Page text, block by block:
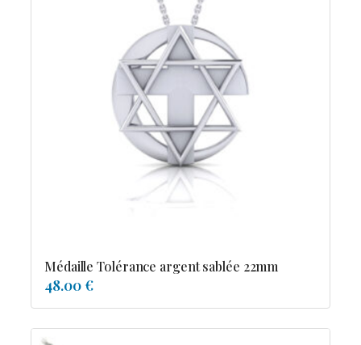
Médaille Tolérance argent sablée 22mm
48.00 €